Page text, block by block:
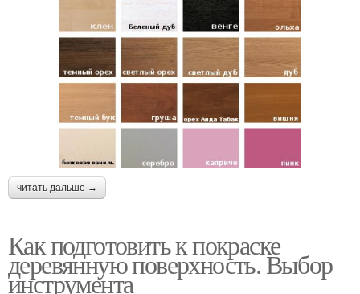
читать дальше →
Как подготовить к покраске
деревянную поверхность. Выбор
инструмента